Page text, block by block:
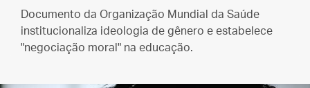
Documento da Organização Mundial da Saúde
institucionaliza ideologia de gênero e estabelece
"negociação moral" na educação.